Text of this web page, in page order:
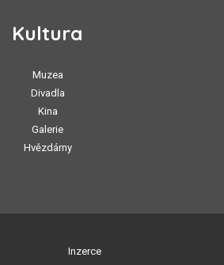
Kultura
Muzea
Divadla
Kina
Galerie
Hvězdárny
Inzerce